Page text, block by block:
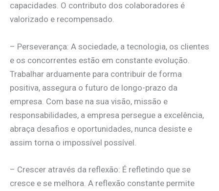
capacidades. O contributo dos colaboradores é
valorizado e recompensado.
– Perseverança: A sociedade, a tecnologia, os clientes
e os concorrentes estão em constante evolução.
Trabalhar arduamente para contribuir de forma
positiva, assegura o futuro de longo-prazo da
empresa. Com base na sua visão, missão e
responsabilidades, a empresa persegue a excelência,
abraça desafios e oportunidades, nunca desiste e
assim torna o impossível possível.
– Crescer através da reflexão: É refletindo que se
cresce e se melhora. A reflexão constante permite